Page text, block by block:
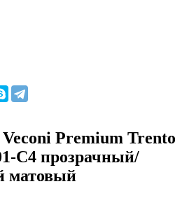
Premium Trento
C4 прозрачный/
матовый